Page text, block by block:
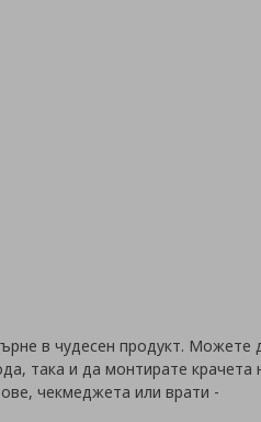
в чудесен продукт. Можете
така и да монтирате крачета
чекмеджета или врати -